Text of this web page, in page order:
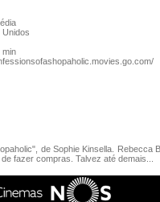
Unidos
min
de Sophie Kinsella. Rebecca
fazer compras. Talvez até demais...